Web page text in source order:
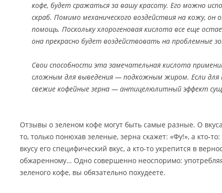
кофе, будет сражаться за вашу красоту. Его можно
скраб. Помимо механического воздействия на кожу, он
помощь. Поскольку хлорогеновая кислота все еще
она прекрасно будет воздействовать на проблемные
Свои способности эта замечательная кислота
сложным для выведения — подкожным жиром. Если для
свежие кофейные зерна — антицелюлитный эффект
Отзывы о зеленом кофе могут быть самые разные. О
то, только понюхав зеленые, зерна скажет: «Фу!», а кто-
вкусу его специфический вкус, а кто-то укрепится в
обжаренному… Одно совершенно неоспоримо:
зеленого кофе, вы обязательно похудеете.